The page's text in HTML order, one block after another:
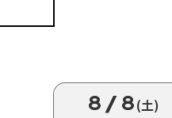
8/8(土)